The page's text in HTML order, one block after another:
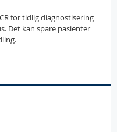
for tidlig diagnostisering
Det kan spare pasienter